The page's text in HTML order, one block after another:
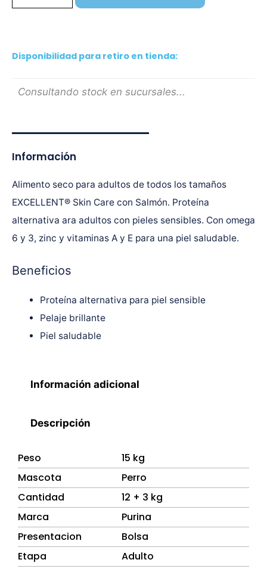
Disponibilidad para retiro en tienda:
Consultando stock en sucursales...
Información
Alimento seco para adultos de todos los tamaños
EXCELLENT® Skin Care con Salmón. Proteína
alternativa ara adultos con pieles sensibles. Con omega
6 y 3, zinc y vitaminas A y E para una piel saludable.
Beneficios
Proteína alternativa para piel sensible
Pelaje brillante
Piel saludable
Información adicional
Descripción
Peso
15 kg
Mascota
Perro
Cantidad
12 + 3 kg
Marca
Purina
Presentacion
Bolsa
Etapa
Adulto